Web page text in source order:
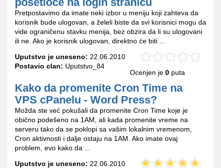
Pretpostavimo da imate neki izbor u meniju koji zahteva da
korisnik bude ulogovan, a želeli biste da svi korisnici mogu da
vide ograničenu stavku menija, bez obzira da li su ulogovani
ili ne. Ako je korisnik ulogovan, direktno će biti ...
Uputstvo je uneseno: 22.06.2010
Postavio clan: Uputstvo_84
Ocenjen je 0 puta
Kako da promenite Cron Time na
VPS cPanelu - Word Press?
Možda ste već pokušali da promenite Cron Time koje je
obično podešeno na 1AM, ali kada promenite vreme na
serveru tako da se poklopi sa vašim lokalnim vremenom,
Cron aktivnosti i dalje ostaju na 1AM. Ako imate ovaj
problem, evo kako da ...
Uputstvo je uneseno: 22.06.2010